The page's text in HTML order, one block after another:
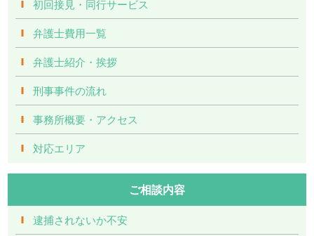
初回接見・同行サービス
弁護士費用一覧
弁護士紹介・挨拶
刑事事件の流れ
事務所概要・アクセス
対応エリア
ご相談内容
逮捕されないか不安